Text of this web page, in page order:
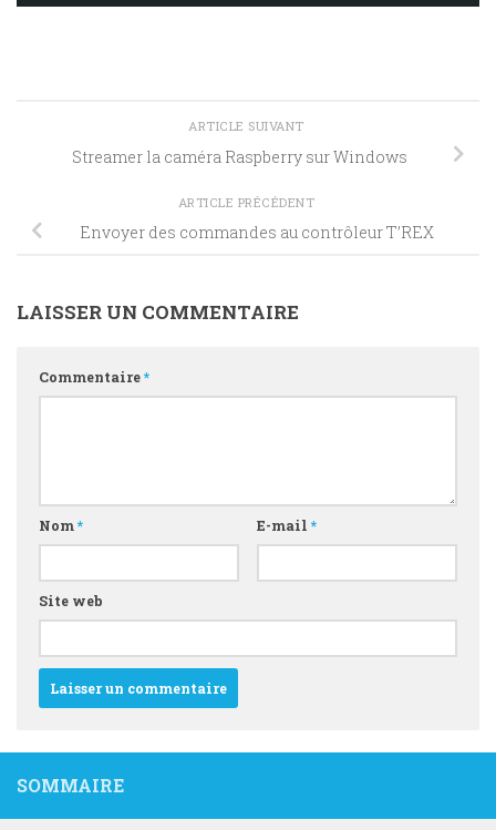
ARTICLE SUIVANT
Streamer la caméra Raspberry sur Windows
ARTICLE PRÉCÉDENT
Envoyer des commandes au contrôleur T’REX
LAISSER UN COMMENTAIRE
Commentaire*
Nom* E-mail *
Site web
SOMMAIRE